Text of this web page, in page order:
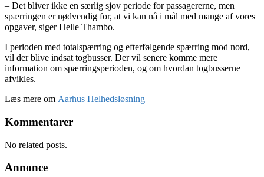
– Det bliver ikke en særlig sjov periode for passagererne, men
spærringen er nødvendig for, at vi kan nå i mål med mange af vores
opgaver, siger Helle Thambo.
I perioden med totalspærring og efterfølgende spærring mod nord,
vil der blive indsat togbusser. Der vil senere komme mere
information om spærringsperioden, og om hvordan togbusserne
afvikles.
Læs mere om Aarhus Helhedsløsning
Kommentarer
No related posts.
Annonce